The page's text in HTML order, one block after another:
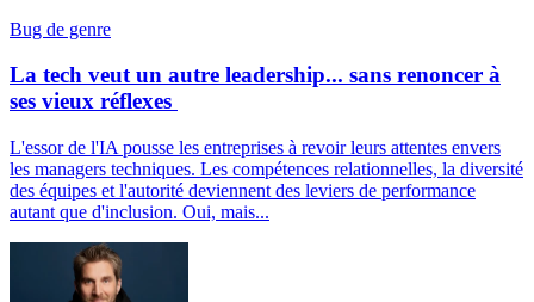
Bug de genre
La tech veut un autre leadership... sans renoncer à
ses vieux réflexes
L'essor de l'IA pousse les entreprises à revoir leurs attentes envers
les managers techniques. Les compétences relationnelles, la diversité
des équipes et l'autorité deviennent des leviers de performance
autant que d'inclusion. Oui, mais...